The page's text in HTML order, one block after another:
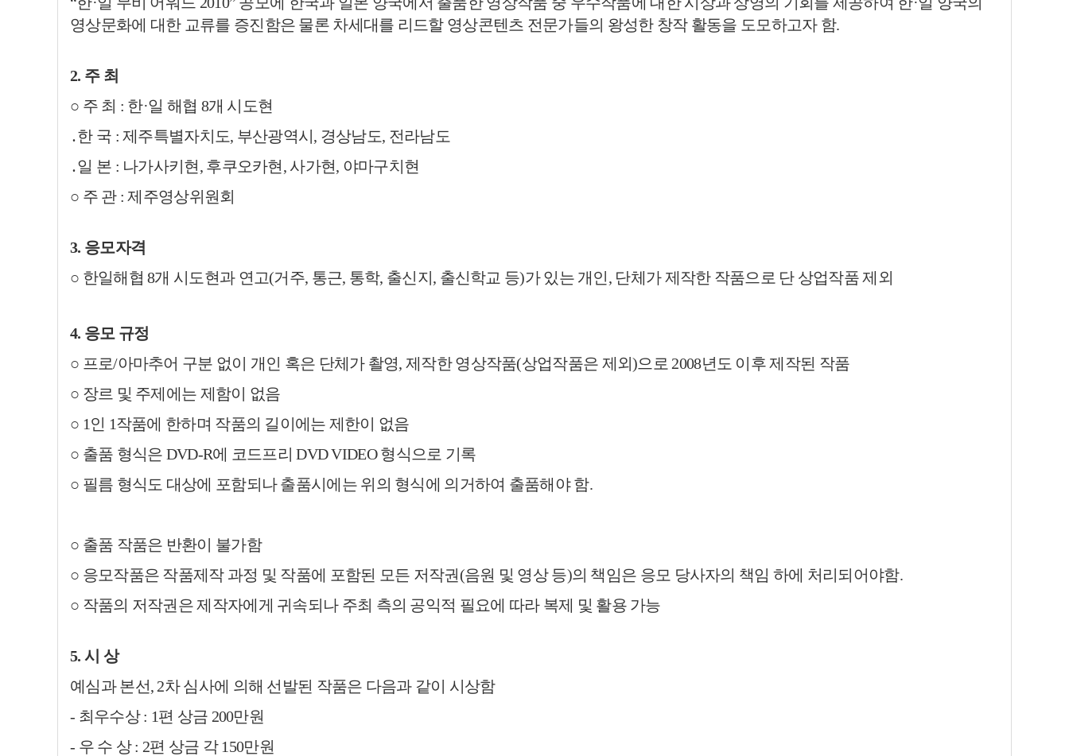
영상문화에 대한 교류를 증진함은 물론 차세대를 리드할 영상콘텐츠 전문가들의 왕성한 창작 활동을 도모하고자 함.
2. 주 최
○ 주 최 : 한·일 해협 8개 시도현
․한 국 : 제주특별자치도, 부산광역시, 경상남도, 전라남도
․일 본 : 나가사키현, 후쿠오카현, 사가현, 야마구치현
○ 주 관 : 제주영상위원회
3. 응모자격
○ 한일해협 8개 시도현과 연고(거주, 통근, 통학, 출신지, 출신학교 등)가 있는개인, 단체가 제작한 작품으로 단 상업작품 제 외
4. 응모 규정
○ 프로/아마추어 구분 없이 개인 혹은 단체가 촬영, 제작한 영상작품(상업작품은 제외)으로 2008년도 이후 제작된 작품
○ 장르 및 주제에는 제함이 없음
○ 1인 1작품에 한하며 작품의 길이에는 제한이 없음
○ 출품 형식은 DVD-R에 코드프리 DVD VIDEO 형식으로 기록
○ 필름 형식도 대상에 포함되나 출품시에는 위의 형식에 의거하여 출품해야 함.
○ 출품 작품은 반환이 불가함
○ 응모작품은 작품제작 과정 및 작품에 포함된 모든 저작권(음원 및 영상 등)의 책임은 응모 당사자의 책임 하에 처리되어야함.
○ 작품의 저작권은 제작자에게 귀속되나 주최 측의 공익적 필요에 따라 복제 및 활용 가능
5. 시 상
예심과 본선, 2차 심사에 의해 선발된 작품은 다음과 같이 시상함
- 최우수상 : 1편 상금 200만원
- 우 수 상 : 2편 상금 각 150만원